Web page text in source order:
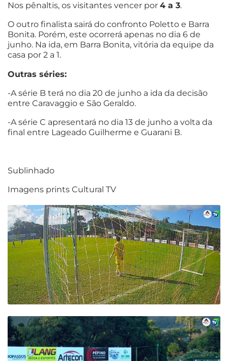
Nos pênaltis, os visitantes vencer por 4 a 3.
O outro finalista sairá do confronto Poletto e Barra
Bonita. Porém, este ocorrerá apenas no dia 6 de
junho. Na ida, em Barra Bonita, vitória da equipe da
casa por 2 a 1.
Outras séries:
-A série B terá no dia 20 de junho a ida da decisão
entre Caravaggio e São Geraldo.
-A série C apresentará no dia 13 de junho a volta da
final entre Lageado Guilherme e Guarani B.
Sublinhado
Imagens prints Cultural TV